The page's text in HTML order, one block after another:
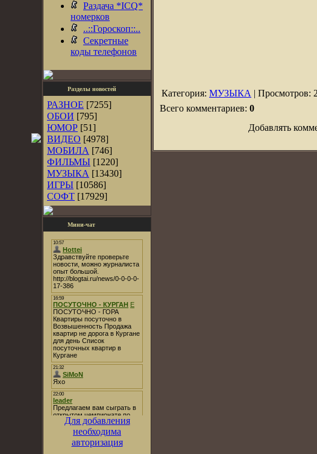
Раздача *ICQ*
номерков
..::Гороскоп::..
Секретные
коды телефонов
Разделы новостей
РАЗНОЕ [7255]
ОБОИ [795]
ЮМОР [51]
ВИДЕО [4978]
МОБИЛА [746]
ФИЛЬМЫ [1220]
МУЗЫКА [13430]
ИГРЫ [10586]
СОФТ [17929]
Мини-чат
Для добавления
необходима
авторизация
Категория: МУЗЫКА | Просмотров:
Всего комментариев: 0
Добавлять